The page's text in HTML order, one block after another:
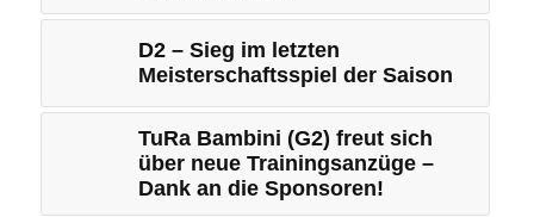
D2 – Sieg im letzten
Meisterschaftsspiel der Saison
TuRa Bambini (G2) freut sich
über neue Trainingsanzüge –
Dank an die Sponsoren!